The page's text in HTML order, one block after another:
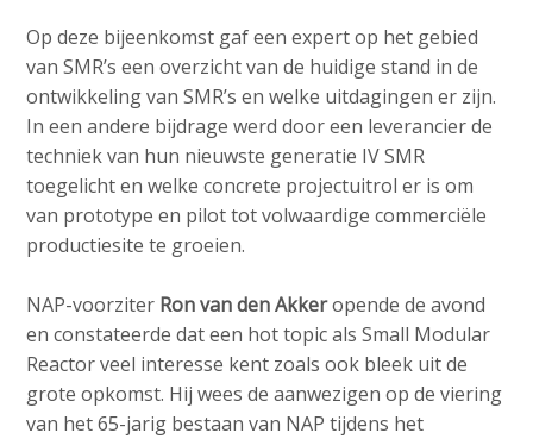
m
a
i
n
c
o
n
t
n
t
Op deze bijeenkomst gaf een expert op het gebied
van SMR’s een overzicht van de huidige stand in de
ontwikkeling van SMR’s en welke uitdagingen er zijn.
In een andere bijdrage werd door een leverancier de
techniek van hun nieuwste generatie IV SMR
toegelicht en welke concrete projectuitrol er is om
van prototype en pilot tot volwaardige commerciële
productiesite te groeien.
NAP-voorziter Ron van den Akkeropende de avond
en constateerde dat een hot topic als Small Modular
Reactor veel interesse kent zoals ook bleek uit de
grote opkomst. Hij wees de aanwezigen op de viering
van het 65-jarig bestaan van NAP tijdens het